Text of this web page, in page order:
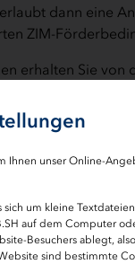
Ihnen unser Online-
sich um kleine
auf dem Computer
Besuchers ablegt,
sind bestimmte
dann eine
ZIM-
erhalten Sie von